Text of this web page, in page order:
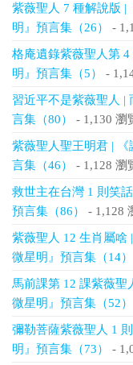
紫薇聖人 7 種解說版 |
明』預言集（26）
-
格庵遺錄紫薇聖人第
明』預言集（5）
-
習近平不是紫薇聖人 |
言集（80）
- 1,130 瀏
紫薇聖人聖王明君 |
言集（46）
- 1,128 瀏
救世主在台灣 1 則笑
預言集（86）
- 1,128
紫薇聖人 12 生肖屬啥
微星明』預言集（14）
馬前課第 12 課紫薇聖
微星明』預言集（52）
彌勒菩薩紫薇聖人 1
明』預言集（73）
-